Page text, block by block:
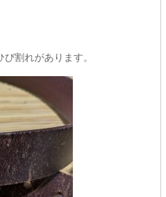
割れがあります。